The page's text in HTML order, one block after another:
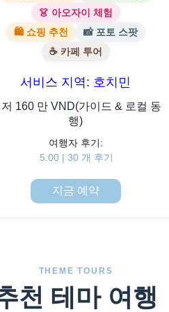
👗 아오자이 체험
🛍 쇼핑 추천
📸 포토 스팟
☕ 카페 투어
서비스 지역: 호치민
저 160 만 VND(가이드 & 로컬 동
행)
여행자 후기:
5.00 | 30 개 후기
지금 예약
THEME TOURS
천 테마 여행